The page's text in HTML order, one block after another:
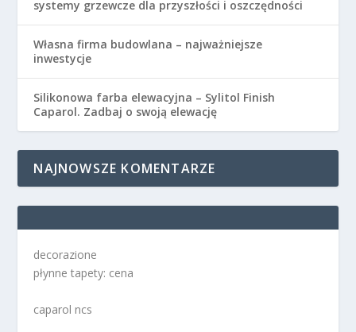
systemy grzewcze dla przyszłości i oszczędności
Własna firma budowlana – najważniejsze
inwestycje
Silikonowa farba elewacyjna – Sylitol Finish
Caparol. Zadbaj o swoją elewację
NAJNOWSZE KOMENTARZE
decorazione
płynne tapety: cena
caparol ncs